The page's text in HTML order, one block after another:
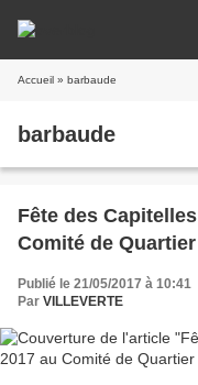
Accueil » barbaude
barbaude
Fête des
Comité de
Publié le 21/05/2017 à 10:41
Par VILLEVERTE